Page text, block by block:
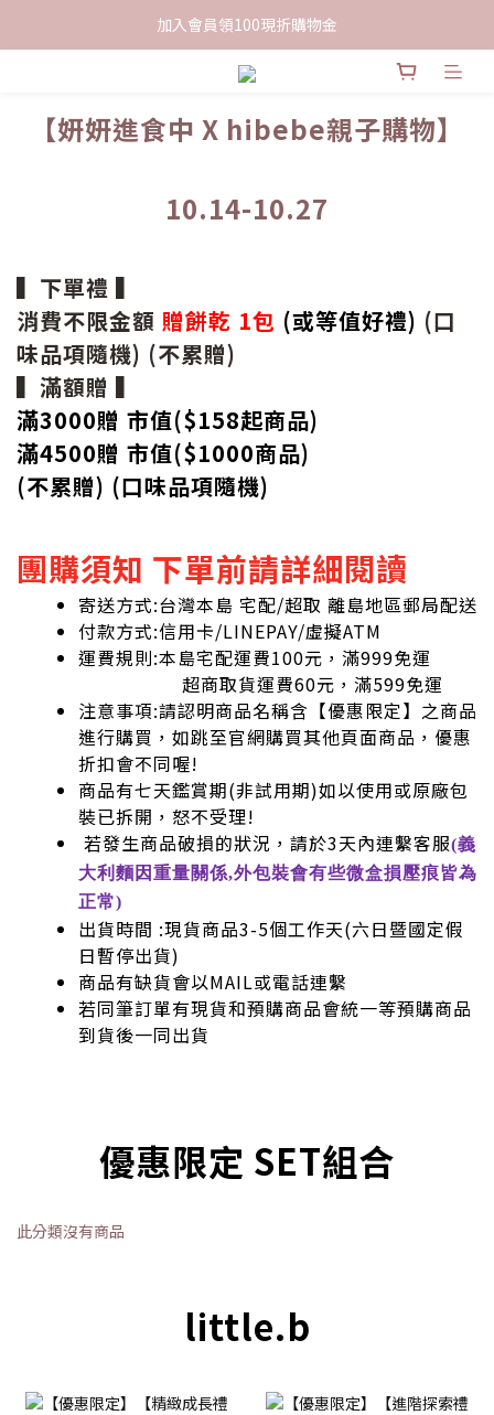
限時下單送餅乾乙包，滿$999免運
加入會員領100現折購物金
限時下單送餅乾乙包，滿$999免運
【妍妍進食中 X hibebe親子購物】
10.14-10.27
▍下單禮 ▍
消費不限金額 贈餅乾 1包 (或等值好禮) (口
味品項隨機) (不累贈)
▍滿額贈 ▍
滿3000贈 市值($158起商品)
滿4500贈 市值($1000商品)
(不累贈) (口味品項隨機)
團購須知 下單前請詳細閱讀
寄送方式:台灣本島 宅配/超取 離島地區郵局配送
付款方式:信用卡/LINEPAY/虛擬ATM
運費規則:本島宅配運費100元，滿999免運
超商取貨運費60元，滿599免運
注意事項:請認明商品名稱含【優惠限定】之商品
進行購買，如跳至官網購買其他頁面商品，優惠
折扣會不同喔!
商品有七天鑑賞期(非試用期)如以使用或原廠包
裝已拆開，怒不受理!
若發生商品破損的狀況，請於3天內連繫客服(義
大利麵因重量關係,外包裝會有些微盒損壓痕皆為
正常)
出貨時間 :現貨商品3-5個工作天(六日暨國定假
日暫停出貨)
商品有缺貨會以MAIL或電話連繫
若同筆訂單有現貨和預購商品會統一等預購商品
到貨後一同出貨
優惠限定 SET組合
此分類沒有商品
little.b